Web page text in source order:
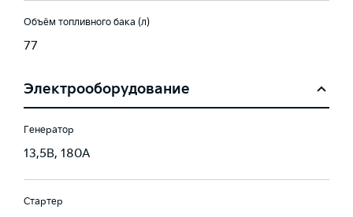
Объём топливного бака (л)
77
Электрооборудование
Генератор
13,5В, 180А
Стартер